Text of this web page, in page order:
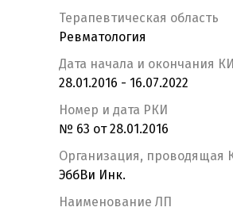
Терапевтическая область
Ревматология
Дата начала и окончания КИ
28.01.2016 - 16.07.2022
Номер и дата РКИ
№ 63 от 28.01.2016
Организация, проводящая
ЭббВи Инк.
Наименование ЛП